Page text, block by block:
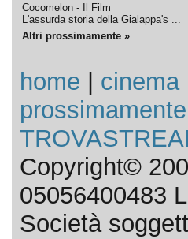
Cocomelon - Il Film
L'assurda storia della Gialappa's ...
Altri prossimamente »
home cinema|
prossimamente
Copyright©
05056400483
Società